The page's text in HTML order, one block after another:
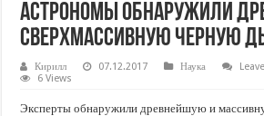
Астрономы обнаружили
сверхмассивную черную
Кирилл 07.12.2017 Наука
6 Views
Эксперты обнаружили древнейшую и